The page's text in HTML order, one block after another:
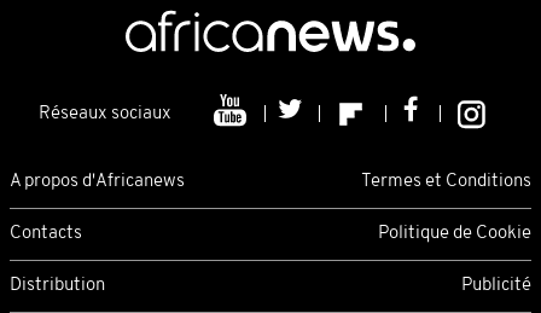
Réseaux sociaux
A propos d'Africanews Termes et Conditions
Contacts Politique de Cookie
Distribution Publicité